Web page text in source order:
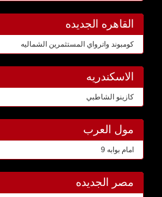
القاهره الجديده
كومبوند واترواي المستثمرين الشماليه
الاسكندريه
كازينو الشاطبي
مول العرب
امام بوابه 9
مصر الجديده